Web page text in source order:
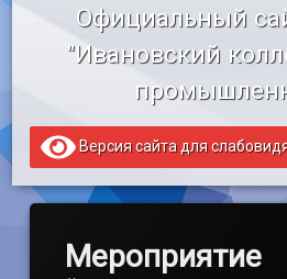
Образовательный кредит
Официальный
"Ивановский
Версия сайта для
Мероприятие